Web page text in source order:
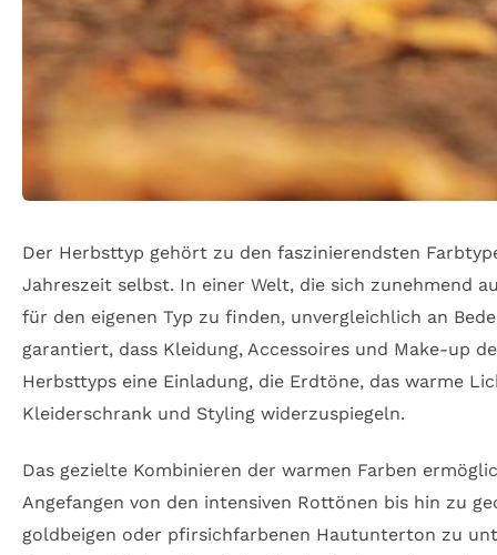
Der Herbsttyp gehört zu den faszinierendsten
Jahreszeit selbst. In einer Welt, die sich zunehmend
für den eigenen Typ zu finden, unvergleichlich an
garantiert, dass Kleidung, Accessoires und Make-up
Herbsttyps eine Einladung, die Erdtöne, das warme
Kleiderschrank und Styling widerzuspiegeln.
Das gezielte Kombinieren der warmen Farben
Angefangen von den intensiven Rottönen bis hin zu
goldbeigen oder pfirsichfarbenen Hautunterton zu